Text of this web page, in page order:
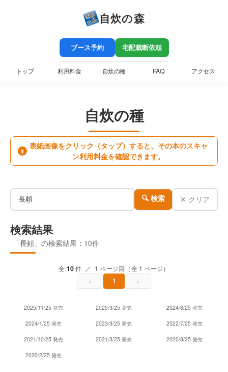
自炊の森
ブース予約 宅配裁断依頼
トップ 利用料金 自炊の種 FAQ アクセス
自炊の種
¥
表紙画像をクリック（タップ）すると、その本のスキャ
ン利用料金を確認できます。
🔍 検索 ✕ クリア
検索結果
「長頼」の検索結果：10件
全 10件 ／ 1 ページ目（全 1 ページ）
‹ 1 ›
2025/11/25 発売 2025/3/25 発売 2024/8/25 発売
2024/1/25 発売 2023/3/25 発売 2022/7/25 発売
2021/10/25 発売 2021/3/25 発売 2020/8/25 発売
2020/2/25 発売